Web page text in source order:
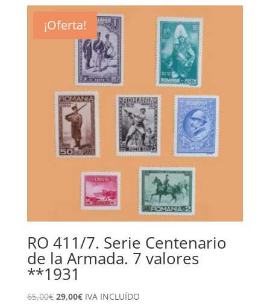
¡Oferta!
RO 411/7. Serie Centenario
de la Armada. 7 valores
**1931
65,00€ El
29,00€ElIVA INCLUÍDO